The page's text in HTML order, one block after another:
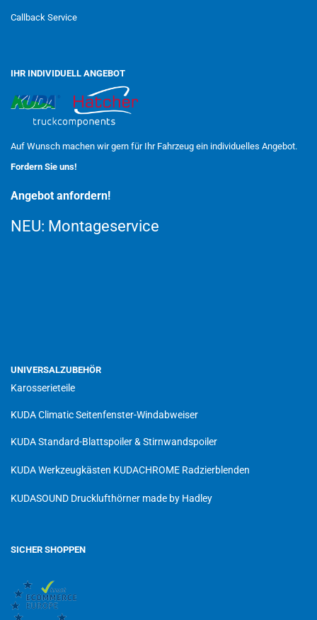
Callback Service
IHR INDIVIDUELL ANGEBOT
Auf Wunsch machen wir gern für Ihr Fahrzeug ein individuelles Angebot.
Fordern Sie uns!
Angebot anfordern!
NEU: Montageservice
UNIVERSALZUBEHÖR
Karosserieteile
KUDA Climatic Seitenfenster-Windabweiser
KUDA Standard-Blattspoiler & Stirnwandspoiler
KUDA Werkzeugkästen KUDACHROME Radzierblenden
KUDASOUND Drucklufthörner made by Hadley
SICHER SHOPPEN